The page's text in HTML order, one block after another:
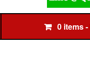
0 items -